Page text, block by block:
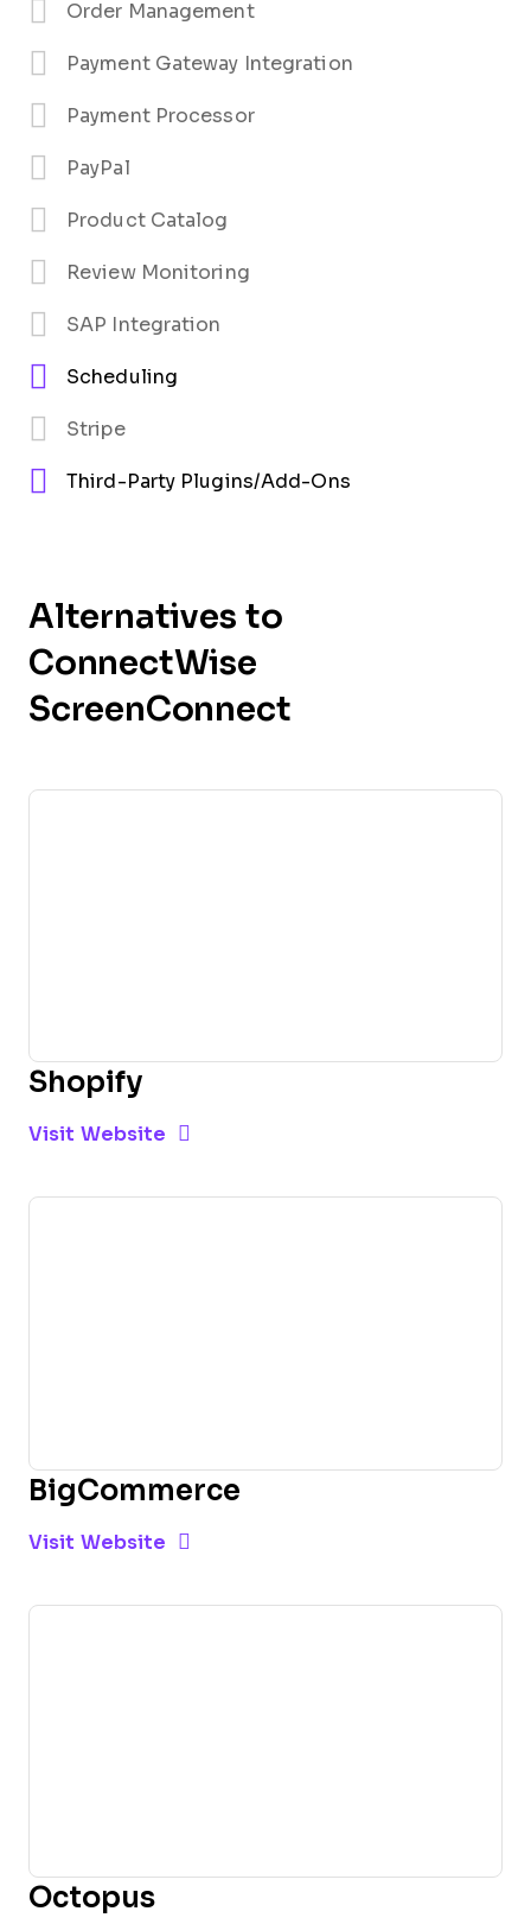
Order Management
Payment Gateway Integration
Payment Processor
PayPal
Product Catalog
Review Monitoring
SAP Integration
Scheduling
Stripe
Third-Party Plugins/Add-Ons
Alternatives to
ConnectWise
ScreenConnect
Shopify
Visit Website Opens New Window
BigCommerce
Visit Website Opens New Window
Octopus